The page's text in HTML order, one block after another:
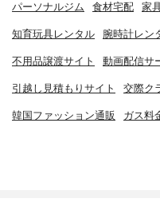
パーソナルジム 食材宅配 家
知育玩具レンタル 腕時計レン
不用品譲渡サイト 動画配信サ
引越し見積もりサイト 交際ク
韓国ファッション通販 ガス料